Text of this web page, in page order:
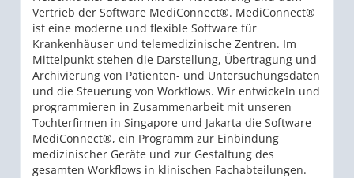
Vertrieb der Software MediConnect®. MediConnect®
ist eine moderne und flexible Software für
Krankenhäuser und telemedizinische Zentren. Im
Mittelpunkt stehen die Darstellung, Übertragung und
Archivierung von Patienten- und Untersuchungsdaten
und die Steuerung von Workflows. Wir entwickeln und
programmieren in Zusammenarbeit mit unseren
Tochterfirmen in Singapore und Jakarta die Software
MediConnect®, ein Programm zur Einbindung
medizinischer Geräte und zur Gestaltung des
gesamten Workflows in klinischen Fachabteilungen.